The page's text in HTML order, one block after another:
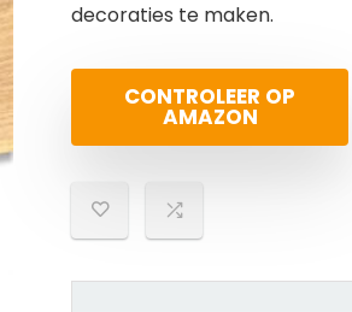
decoraties te maken.
CONTROLEER OP
AMAZON